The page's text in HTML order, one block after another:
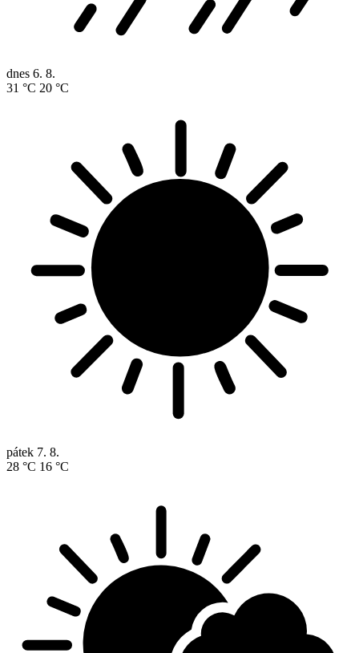
dnes 6. 8.
31 °C 20 °C
pátek 7. 8.
28 °C 16 °C